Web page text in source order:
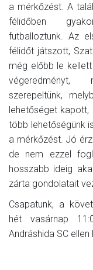
a mérkőzést. A
félidőben
futballoztunk. Az
félidőt játszott,
még előbb le
végeredményt,
szerepeltünk,
lehetőséget kapott,
több lehetőségünk
a mérkőzést. Jó
de nem ezzel
hosszabb ideig
zárta gondolatait
Csapatunk, a
hét vasárnap
Andráshida SC ellen